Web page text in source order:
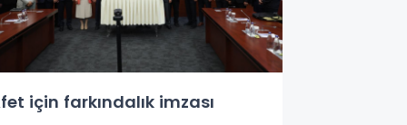
için farkındalık imzası